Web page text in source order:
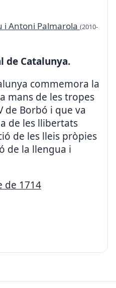
i Antoni Palmarola (2010-
de Catalunya.
commemora la
mans de les tropes
de Borbó i que va
de les llibertats
de les lleis pròpies
de la llengua i
de 1714